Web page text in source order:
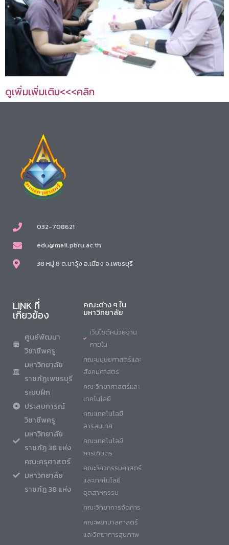
ดูเพิ่มเพิ่มเติม<<<คลิก
032-708621
edu@mail.pbru.ac.th
38 หมู่ 8 ต.นาวุ้ง อ.เมือง จ.เพชรบุรี
LINK ที่
เกี่ยวข้อง
ศูนย์พัฒนา
วิชาชีพครู
มหาวิทยาลัย
ราชภัฏเพชรบุรี
ระบบฝึก
ประสบการณ์
วิชาชีพครู
มหาวิทยาลัย
ราชภัฏ 38 แห่ง
คณะครุศาสตร์
มหาวิทยาลัย
ราชภัฏ 38 แห่ง
คณะต่าง ๆ ใน
มหาวิทยาลัย
เว็บไซต์หน่วยงาน
ภายใน
คณะมนุษยศาสตร์และ
สังคมศาสตร์
คณะวิทยาศาสตร์และ
เทคโนโลยี
คณะเทคโนโลยี
สารสนเทศ
คณะเทคโนโลยี
การเกษตร
คณะวิศวกรรมศาสตร์
และเทคโนโลยี
อุตสาหกรรม
คณะวิทยาการจัดการ
คณะพยาบาลศาสตร์
และวิทยาการสุขภาพ